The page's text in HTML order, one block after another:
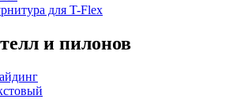
для T-Flex
и пилонов